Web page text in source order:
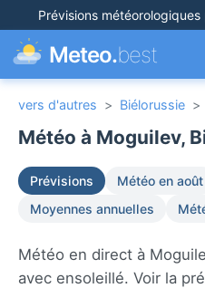
Prévisions météorologiques
Meteo.best
vers d'autres > Biélorussie >
Météo à Moguilev,
Prévisions Météo en août
Moyennes annuelles
Météo en direct à
avec ensoleillé. Voir la